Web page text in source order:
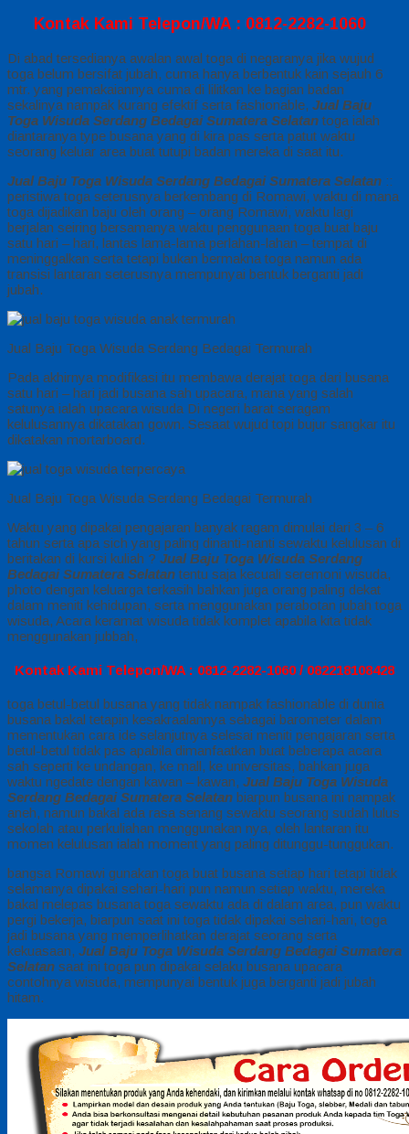
Kontak Kami Telepon/WA : 0812-2282-1060
Di abad tersedianya awalan awal toga di negaranya jika wujud
toga belum bersifat jubah, cuma hanya berbentuk kain sejauh 6
mtr. yang pemakaiannya cuma di lilitkan ke bagian badan
sekalinya nampak kurang efektif serta fashionable, Jual Baju
Toga Wisuda Serdang Bedagai Sumatera Selatan toga ialah
diantaranya type busana yang di kira pas serta patut waktu
seorang keluar area buat tutupi badan mereka di saat itu.
Jual Baju Toga Wisuda Serdang Bedagai Sumatera Selatan ::
peristiwa toga seterusnya berkembang di Romawi, waktu di mana
toga dijadikan baju oleh orang – orang Romawi, waktu lagi
berjalan seiring bersamanya waktu penggunaan toga buat baju
satu hari – hari, lantas lama-lama perlahan-lahan – tempat di
meninggalkan serta tetapi bukan bermakna toga namun ada
transisi lantaran seterusnya mempunyai bentuk berganti jadi
jubah.
Jual Baju Toga Wisuda Serdang Bedagai Termurah
Pada akhirnya modifikasi itu membawa derajat toga dari busana
satu hari – hari jadi busana sah upacara, mana yang salah
satunya ialah upacara wisuda Di negeri barat seragam
kelulusannya dikatakan gown. Sesaat wujud topi bujur sangkar itu
dikatakan mortarboard.
Jual Baju Toga Wisuda Serdang Bedagai Termurah
Waktu yang dipakai pengajaran banyak ragam dimulai dari 3 – 6
tahun serta apa sich yang paling dinanti-nanti sewaktu kelulusan di
beritakan di kursi kuliah ? Jual Baju Toga Wisuda Serdang
Bedagai Sumatera Selatan tentu saja kecuali seremoni wisuda,
photo dengan keluarga terkasih bahkan juga orang paling dekat
dalam meniti kehidupan, serta menggunakan perabotan jubah toga
wisuda, Acara keramat wisuda tidak komplet apabila kita tidak
menggunakan jubbah,
Kontak Kami Telepon/WA : 0812-2282-1060 / 082218108428
toga betul-betul busana yang tidak nampak fashionable di dunia
busana bakal tetapin kesakraalannya sebagai barometer dalam
mementukan cara ide selanjutnya selesai meniti pengajaran serta
betul-betul tidak pas apabila dimanfaatkan buat beberapa acara
sah seperti ke undangan, ke mall, ke universitas, bahkan juga
waktu ngedate dengan kawan – kawan, Jual Baju Toga Wisuda
Serdang Bedagai Sumatera Selatan biarpun busana ini nampak
aneh, namun bakal ada rasa senang sewaktu seorang sudah lulus
sekolah atau perkuliahan menggunakan nya, oleh lantaran itu
momen kelulusan ialah moment yang paling ditunggu-tunggukan.
bangsa Romawi gunakan toga buat busana setiap hari tetapi tidak
selamanya dipakai sehari-hari pun namun setiap waktu, mereka
bakal melepas busana toga sewaktu ada di dalam area, pun waktu
pergi bekerja, biarpun saat ini toga tidak dipakai sehari-hari, toga
jadi busana yang memperlihatkan derajat seorang serta
kekuasaan, Jual Baju Toga Wisuda Serdang Bedagai Sumatera
Selatan saat ini toga pun dipakai selaku busana upacara
contohnya wisuda, mempunyai bentuk juga berganti jadi jubah
hitam.